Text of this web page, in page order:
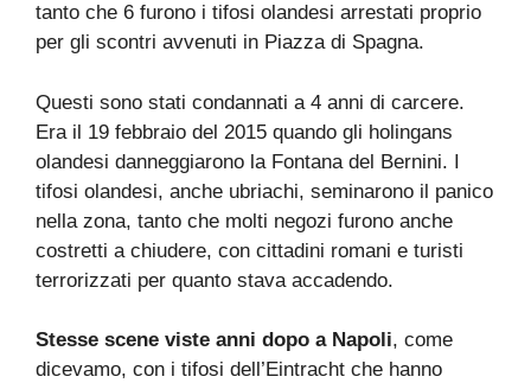
tanto che 6 furono i tifosi olandesi arrestati proprio
per gli scontri avvenuti in Piazza di Spagna.
Questi sono stati condannati a 4 anni di carcere.
Era il 19 febbraio del 2015 quando gli holingans
olandesi danneggiarono la Fontana del Bernini. I
tifosi olandesi, anche ubriachi, seminarono il panico
nella zona, tanto che molti negozi furono anche
costretti a chiudere, con cittadini romani e turisti
terrorizzati per quanto stava accadendo.
Stesse scene viste anni dopo a Napoli, come
dicevamo, con i tifosi dell’Eintracht che hanno